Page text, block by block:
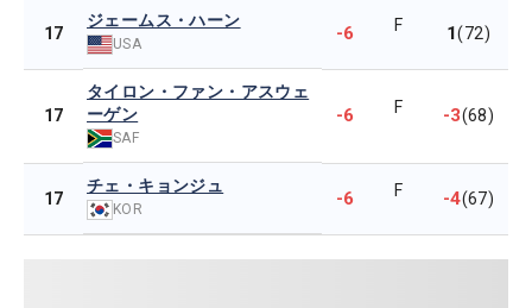
17
ジェームス・ハーン
USA -6 F 1(72)
17
タイロン・ファン・アスウェ
ーゲン
SAF
-6 F -3(68)
17
チェ・キョンジュ
KOR -6 F -4(67)